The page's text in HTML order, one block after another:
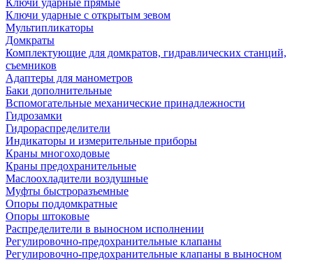
Ключи ударные прямые
Ключи ударные с открытым зевом
Мультипликаторы
Домкраты
Комплектующие для домкратов, гидравлических станций,
съемников
Адаптеры для манометров
Баки дополнительные
Вспомогательные механические принадлежности
Гидрозамки
Гидрораспределители
Индикаторы и измерительные приборы
Краны многоходовые
Краны предохранительные
Маслоохладители воздушные
Муфты быстроразъемные
Опоры поддомкратные
Опоры штоковые
Распределители в выносном исполнении
Регулировочно-предохранительные клапаны
Регулировочно-предохранительные клапаны в выносном